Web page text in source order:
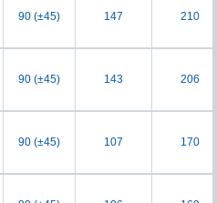
90 (±45) 147 210
90 (±45) 143 206
90 (±45) 107 170